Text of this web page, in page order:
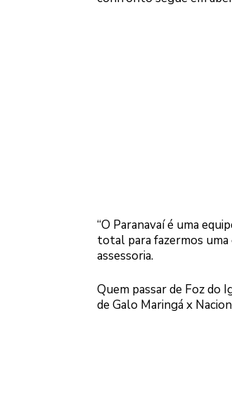
“O Paranavaí é uma
total para fazermos
assessoria.
Quem passar de Foz do
de Galo Maringá x